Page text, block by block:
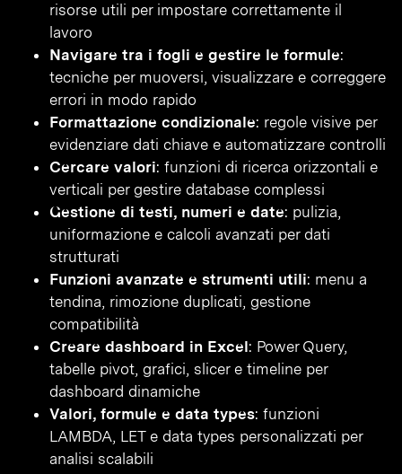
risorse utili per impostare correttamente il
lavoro
Navigare tra i fogli e gestire le formule:
tecniche per muoversi, visualizzare e correggere
errori in modo rapido
Formattazione condizionale: regole visive per
evidenziare dati chiave e automatizzare controlli
Cercare valori: funzioni di ricerca orizzontali e
verticali per gestire database complessi
Gestione di testi, numeri e date: pulizia,
uniformazione e calcoli avanzati per dati
strutturati
Funzioni avanzate e strumenti utili: menu a
tendina, rimozione duplicati, gestione
compatibilità
Creare dashboard in Excel: Power Query,
tabelle pivot, grafici, slicer e timeline per
dashboard dinamiche
Valori, formule e data types: funzioni
LAMBDA, LET e data types personalizzati per
analisi scalabili